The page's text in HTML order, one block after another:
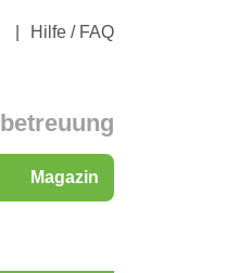
Hilfe / FAQ
Magazin